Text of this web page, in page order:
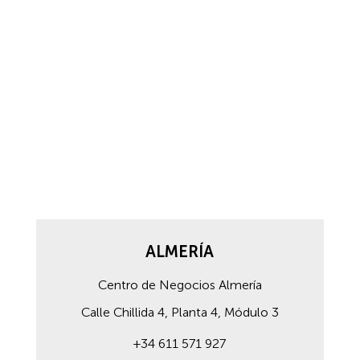
ALMERÍA
Centro de Negocios Almería
Calle Chillida 4, Planta 4, Módulo 3
+34 611 571 927